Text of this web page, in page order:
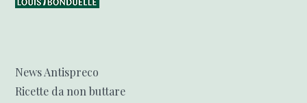
News Antispreco
Ricette da non buttare